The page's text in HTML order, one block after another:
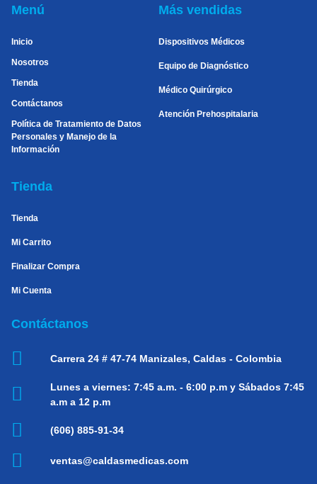
Menú
Inicio
Nosotros
Tienda
Contáctanos
Política de Tratamiento de Datos
Personales y Manejo de la
Información
Más vendidas
Dispositivos Médicos
Equipo de Diagnóstico
Médico Quirúrgico
Atención Prehospitalaria
Tienda
Tienda
Mi Carrito
Finalizar Compra
Mi Cuenta
Contáctanos
Carrera 24 # 47-74 Manizales, Caldas - Colombia
Lunes a viernes: 7:45 a.m. - 6:00 p.m y Sábados 7:45
a.m a 12 p.m
(606) 885-91-34
ventas@caldasmedicas.com